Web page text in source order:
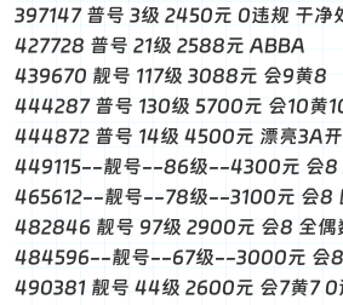
397147 普号 3级 2450元 0违规 干净
427728 普号 21级 2588元 ABBA
439670 靓号 117级 3088元 会9黄8
444287 普号 130级 5700元 会10黄
444872 普号 14级 4500元 漂亮3A
449115--靓号--86级--4300元 会8
465612--靓号--78级--3100元 会8
482846 靓号 97级 2900元 会8 全
484596--靓号--67级--3000元 会8
490381 靓号 44级 2600元 会7黄7 0